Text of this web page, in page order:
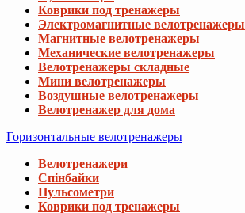
Коврики под тренажеры
Электромагнитные велотренажеры
Магнитные велотренажеры
Механические велотренажеры
Велотренажеры складные
Мини велотренажеры
Воздушные велотренажеры
Велотренажер для дома
Горизонтальные велотренажеры
Велотренажери
Спінбайки
Пульсометри
Коврики под тренажеры